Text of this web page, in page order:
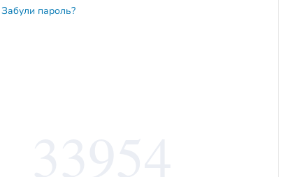
Забули пароль?